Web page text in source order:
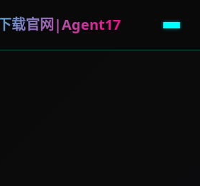
载官网|Agent17